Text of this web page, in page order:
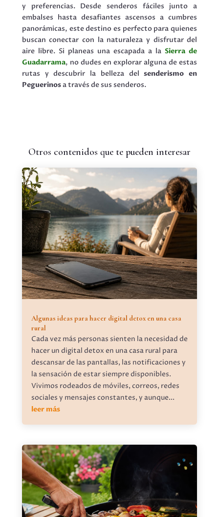
y preferencias. Desde senderos fáciles junto a
embalses hasta desafiantes ascensos a cumbres
panorámicas, este destino es perfecto para quienes
buscan conectar con la naturaleza y disfrutar del
aire libre. Si planeas una escapada a laSierra de
Guadarrama, no dudes en explorar alguna de estas
rutas y descubrir la belleza delsenderismo en
Peguerinosa través de sus senderos.
Otros contenidos que te pueden interesar
Algunas ideas para hacer digital detox en una casa
rural
Cada vez más personas sienten la necesidad de
hacer un digital detox en una casa rural para
descansar de las pantallas, las notificaciones y
la sensación de estar siempre disponibles.
Vivimos rodeados de móviles, correos, redes
sociales y mensajes constantes, y aunque...
leer más